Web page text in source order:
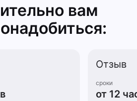
вам
Отзыв
сроки
от 12